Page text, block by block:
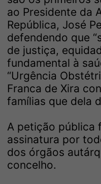
ao Presidente da
República, José
defendendo que
de justiça,
fundamental à
“Urgência
Franca de Xira
famílias que dela
A petição pública
assinatura por
dos órgãos
concelho.